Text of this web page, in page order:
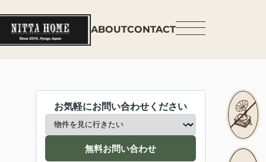
ABOUTCONTACT
お気軽にお問い合わせください
無料お問い合わせ